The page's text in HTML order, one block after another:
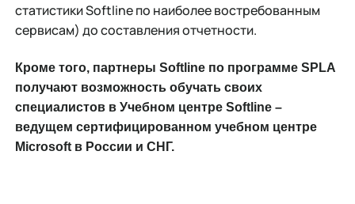
статистики Softline по наиболее востребованным
сервисам) до составления отчетности.
Кроме того, партнеры Softline по программе SPLA
получают возможность обучать своих
специалистов в Учебном центре Softline –
ведущем сертифицированном учебном центре
Microsoft в России и СНГ.